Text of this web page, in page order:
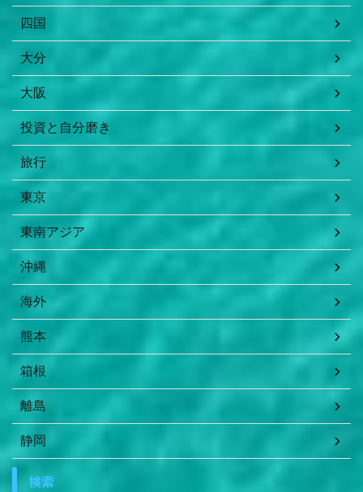
四国
大分
大阪
投資と自分磨き
旅行
東京
東南アジア
沖縄
海外
熊本
箱根
離島
静岡
検索